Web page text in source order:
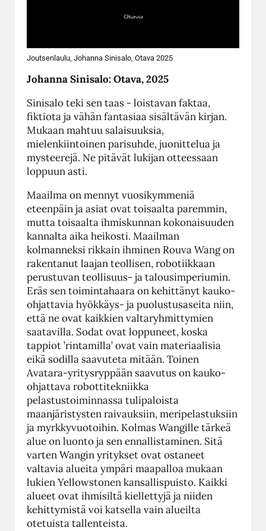
Joutsenlaulu, Johanna Sinisalo, Otava 2025
Johanna Sinisalo: Otava, 2025
Sinisalo teki sen taas - loistavan faktaa,
fiktiota ja vähän fantasiaa sisältävän kirjan.
Mukaan mahtuu salaisuuksia,
mielenkiintoinen parisuhde, juonittelua ja
mysteerejä. Ne pitävät lukijan otteessaan
loppuun asti.
Maailma on mennyt vuosikymmeniä
eteenpäin ja asiat ovat toisaalta paremmin,
mutta toisaalta ihmiskunnan kokonaisuuden
kannalta aika heikosti. Maailman
kolmanneksi rikkain ihminen Rouva Wang on
rakentanut laajan teollisen, robotiikkaan
perustuvan teollisuus- ja talousimperiumin.
Eräs sen toimintahaara on kehittänyt kauko-
ohjattavia hyökkäys- ja puolustusaseita niin,
että ne ovat kaikkien valtaryhmittymien
saatavilla. Sodat ovat loppuneet, koska
tappiot ’rintamilla’ ovat vain materiaalisia
eikä sodilla saavuteta mitään. Toinen
Avatara-yritysryppään saavutus on kauko-
ohjattava robottitekniikka
pelastustoiminnassa tulipaloista
maanjäristysten raivauksiin, meripelastuksiin
ja myrkkyvuotoihin. Kolmas Wangille tärkeä
alue on luonto ja sen ennallistaminen. Sitä
varten Wangin yritykset ovat ostaneet
valtavia alueita ympäri maapalloa mukaan
lukien Yellowstonen kansallispuisto. Kaikki
alueet ovat ihmisiltä kiellettyjä ja niiden
kehittymistä voi katsella vain alueilta
otetuista tallenteista.